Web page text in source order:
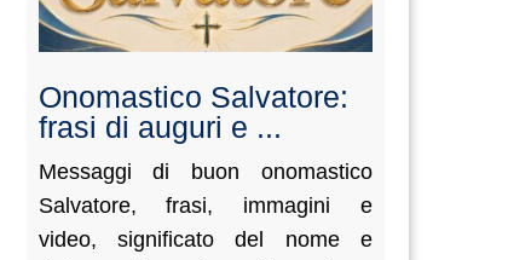
Onomastico Salvatore:
frasi di auguri e ...
Messaggi di buon onomastico
Salvatore, frasi, immagini e
video, significato del nome e